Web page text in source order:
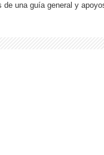
de una guía general y